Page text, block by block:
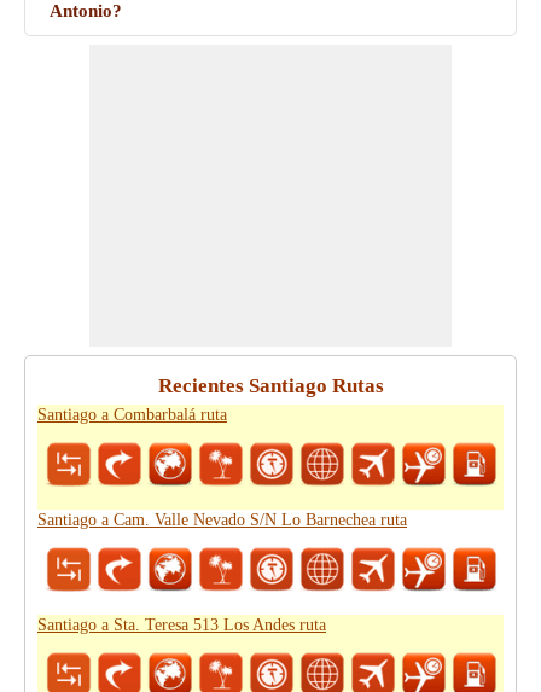
Antonio?
Recientes Santiago Rutas
Santiago a Combarbalá ruta
Santiago a Cam. Valle Nevado S/N Lo Barnechea ruta
Santiago a Sta. Teresa 513 Los Andes ruta